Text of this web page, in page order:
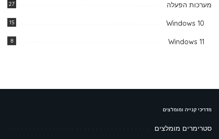
מערכות הפעלה 27
Windows 10
15
Windows 11
8
מדריכי קנייה ומומלצים
סטרימרים מומלצים